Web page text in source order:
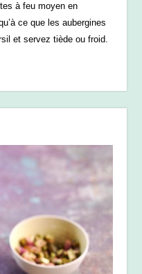
à feu moyen en
ce que les aubergines
et servez tiède ou froid.